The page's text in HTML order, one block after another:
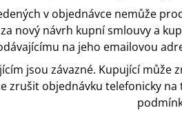
v objednávce nemůže
nový návrh kupní smlouvy a
na jeho emailovou
jsou závazné. Kupující
zrušit objednávku telefonicky